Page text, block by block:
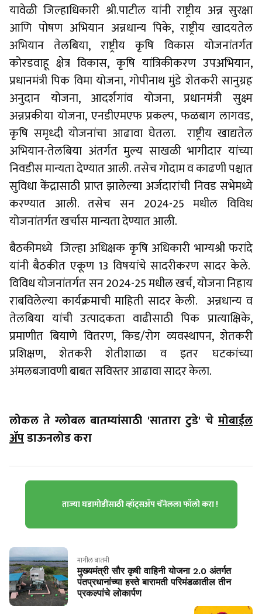
यावेळी जिल्हाधिकारी श्री.पाटील यांनी राष्ट्रीय अन्न सुरक्षा
आणि पोषण अभियान अन्नधान्य पिके, राष्ट्रीय खादयतेल
अभियान तेलबिया, राष्ट्रीय कृषि विकास योजनांतर्गत
कोरडवाहू क्षेत्र विकास, कृषि यांत्रिकीकरण उपअभियान,
प्रधानमंत्री पिक विमा योजना, गोपीनाथ मुंडे शेतकरी सानुग्रह
अनुदान योजना, आदर्शगांव योजना, प्रधानमंत्री सुक्ष्म
अन्नप्रकीया योजना, एनडीएमएफ प्रकल्प, फळबाग लागवड,
कृषि समृध्दी योजनांचा आढावा घेतला. राष्ट्रीय खाद्यतेल
अभियान-तेलबिया अंतर्गत मुल्य साखळी भागीदार यांच्या
निवडीस मान्यता देण्यात आली. तसेच गोदाम व काढणी पश्चात
सुविधा केंद्रासाठी प्राप्त झालेल्या अर्जदारांची निवड सभेमध्ये
करण्यात आली. तसेच सन 2024-25 मधील विविध
योजनांतर्गत खर्चास मान्यता देण्यात आली.
बैठकीमध्ये जिल्हा अधिक्षक कृषि अधिकारी भाग्यश्री फरांदे
यांनी बैठकीत एकूण 13 विषयांचे सादरीकरण सादर केले.
विविध योजनांतर्गत सन 2024-25 मधील खर्च, योजना निहाय
राबविलेल्या कार्यक्रमाची माहिती सादर केली. अन्नधान्य व
तेलबिया यांची उत्पादकता वाढीसाठी पिक प्रात्याक्षिके,
प्रमाणीत बियाणे वितरण, किड/रोग व्यवस्थापन, शेतकरी
प्रशिक्षण, शेतकरी शेतीशाळा व इतर घटकांच्या
अंमलबजावणी बाबत सविस्तर आढावा सादर केला.
लोकल ते ग्लोबल बातम्यांसाठी 'सातारा टुडे' चे मोबाईल
ॲपडाऊनलोड करा
ताज्या घडामोडींसाठी व्हॉट्सॲप चॅनेलला फॉलो करा !
मागील बातमी
मुख्यमंत्री सौर कृषी वाहिनी योजना 2.0 अंतर्गत
पंतप्रधानांच्या हस्ते बारामती परिमंडळातील तीन
प्रकल्पांचे लोकार्पण